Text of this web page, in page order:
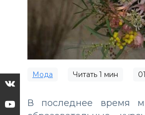
Мода Читать 1 мин
В последнее время